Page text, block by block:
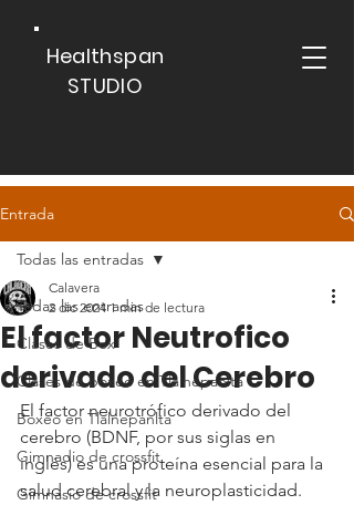
Healthspan
STUDIO
Entrada
Todas las entradas
Clases de Box
Clases de boxeo en Tlalnepanlta
Boxeo en Tlalnepanlta
Gimnadio de crossfit
Gimnasio de crossfit
Todas las entradas
El factor Neutrofico
derivado del Cerebro
Calavera
2 dic 2024 1 min de lectura
El factor neurotrófico derivado del
cerebro (BDNF, por sus siglas en
inglés) es una proteína esencial para la
salud cerebral y la neuroplasticidad.